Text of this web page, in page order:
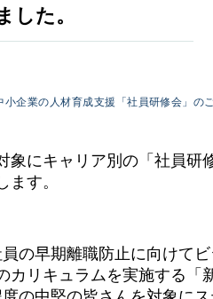
した。
小企業の人材育成支援「社員研修会」の
象にキャリア別の「社員研
ます。
の早期離職防止に向けて
カリキュラムを実施する「